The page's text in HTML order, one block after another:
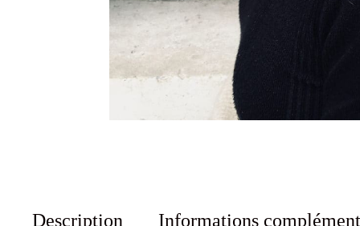
Description Informations